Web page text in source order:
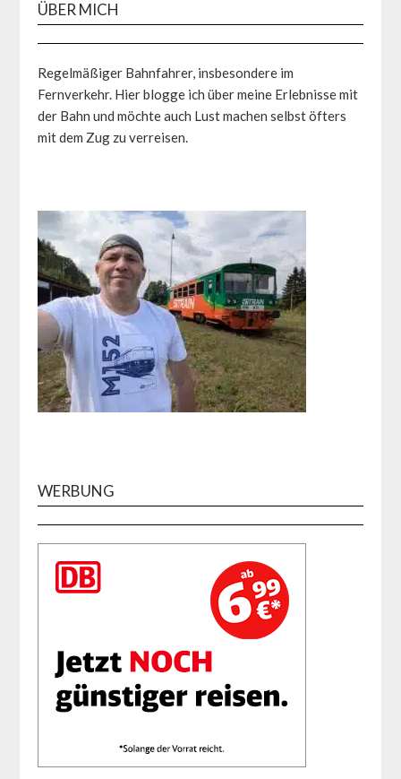
ÜBER MICH
Regelmäßiger Bahnfahrer, insbesondere im
Fernverkehr. Hier blogge ich über meine Erlebnisse mit
der Bahn und möchte auch Lust machen selbst öfters
mit dem Zug zu verreisen.
WERBUNG